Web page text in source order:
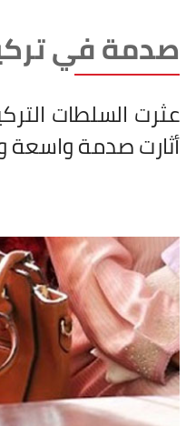
صدمة في تركيا: العثور
عثرت السلطات
أثارت صدمة واسعة